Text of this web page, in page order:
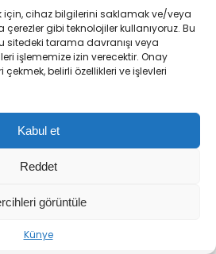
için, cihaz bilgilerini saklamak ve/veya
gibi teknolojiler kullanıyoruz. Bu
sitedeki tarama davranışı veya
işlememize izin verecektir. Onay
belirli özellikleri ve işlevleri
Kabul et
Reddet
görüntüle
Künye